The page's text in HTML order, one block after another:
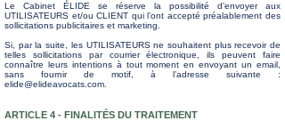
Le Cabinet ÉLIDE se réserve la possibilité d’envoyer aux
UTILISATEURS et/ou CLIENT qui l’ont accepté préalablement des
sollicitations publicitaires et marketing.
Si, par la suite, les UTILISATEURS ne souhaitent plus recevoir de
telles sollicitations par courrier électronique, ils peuvent faire
connaître leurs intentions à tout moment en envoyant un email,
sans fournir de motif, à l’adresse suivante :
elide@elideavocats.com
ARTICLE 4 - FINALITÉS DU TRAITEMENT